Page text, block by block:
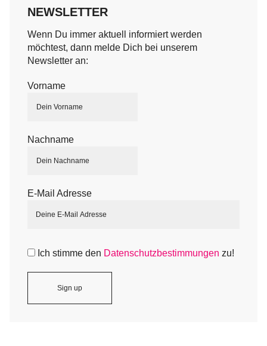
NEWSLETTER
Wenn Du immer aktuell informiert werden
möchtest, dann melde Dich bei unserem
Newsletter an:
Vorname
Nachname
E-Mail Adresse
Ich stimme den Datenschutzbestimmungen zu!